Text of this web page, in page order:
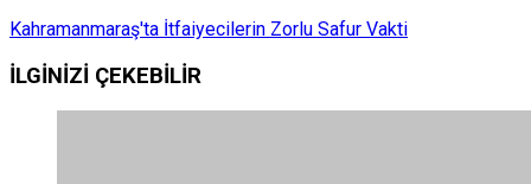
Kahramanmaraş'ta İtfaiyecilerin Zorlu Safur Vakti
İLGİNİZİ ÇEKEBİLİR